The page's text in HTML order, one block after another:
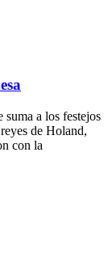
suma a los festejos
de Holand,
con la